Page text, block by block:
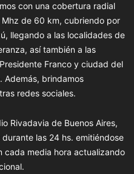
con una cobertura radial
de 60 km, cubriendo por
llegando a las localidades de
así también a las
Franco y ciudad del
Además, brindamos
redes sociales.
Rivadavia de Buenos Aires,
las 24 hs. emitiéndose
cada media hora actualizando